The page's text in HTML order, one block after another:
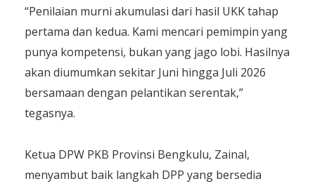
​“Penilaian murni akumulasi dari hasil UKK tahap
pertama dan kedua. Kami mencari pemimpin yang
punya kompetensi, bukan yang jago lobi. Hasilnya
akan diumumkan sekitar Juni hingga Juli 2026
bersamaan dengan pelantikan serentak,”
tegasnya.
​Ketua DPW PKB Provinsi Bengkulu, Zainal,
menyambut baik langkah DPP yang bersedia